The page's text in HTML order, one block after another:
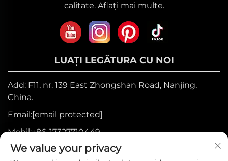
calitate. Aflați mai multe.
LUAȚI LEGĂTURA CU NOI
Add: F11, nr. 139 East Zhongshan Road, Nanjing,
China.
Email:[email protected]
Mobil:+86-17327710449
Tel:+86-025-84573776
We value your privacy